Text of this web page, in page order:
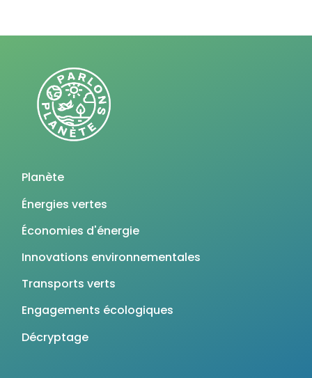
Planète
Énergies vertes
Économies d'énergie
Innovations environnementales
Transports verts
Engagements écologiques
Décryptage